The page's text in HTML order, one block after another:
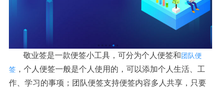
敬业签是一款便签小工具，可分为个人便签和团队便
签，个人便签一般是个人使用的，可以添加个人生活、工
作、学习的事项；团队便签支持便签内容多人共享，只要